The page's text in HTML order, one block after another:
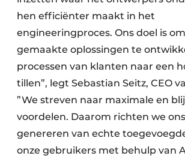
hen efficiënter maakt in het
engineeringproces. Ons doel is
gemaakte oplossingen te
processen van klanten naar een
tillen”, legt Sebastian Seitz, CEO
”We streven naar maximale en
voordelen. Daarom richten we
genereren van echte
onze gebruikers met behulp van